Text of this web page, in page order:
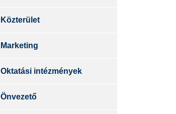
Közterület
Marketing
Oktatási intézmények
Önvezető